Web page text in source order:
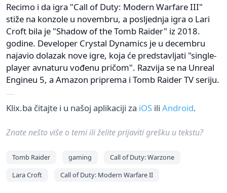
Recimo i da igra "Call of Duty: Modern Warfare III"
stiže na konzole u novembru, a posljednja igra o Lari
Croft bila je "Shadow of the Tomb Raider" iz 2018.
godine. Developer Crystal Dynamics je u decembru
najavio dolazak nove igre, koja će predstavljati "single-
player avnaturu vođenu pričom". Razvija se na Unreal
Engineu 5, a Amazon priprema i Tomb Raider TV seriju.
Klix.ba čitajte i u našoj aplikaciji za iOS ili Android.
Znate nešto više o temi ili želite prijaviti grešku u tekstu?
Tomb Raider gaming
Call of Duty: Warzone
Lara Croft
Call of Duty: Modern Warfare II